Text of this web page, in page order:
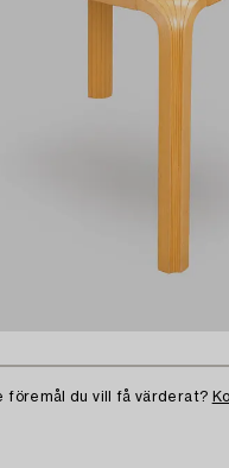
föremål du vill få värderat?